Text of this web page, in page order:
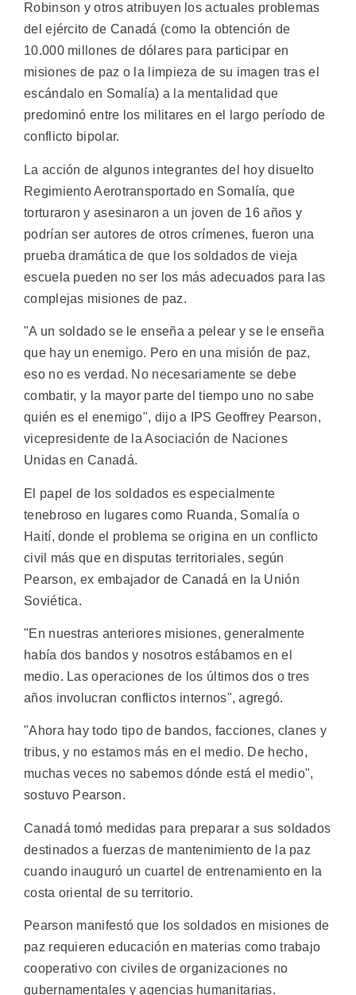
Robinson y otros atribuyen los actuales problemas
del ejército de Canadá (como la obtención de
10.000 millones de dólares para participar en
misiones de paz o la limpieza de su imagen tras el
escándalo en Somalía) a la mentalidad que
predominó entre los militares en el largo período de
conflicto bipolar.
La acción de algunos integrantes del hoy disuelto
Regimiento Aerotransportado en Somalía, que
torturaron y asesinaron a un joven de 16 años y
podrían ser autores de otros crímenes, fueron una
prueba dramática de que los soldados de vieja
escuela pueden no ser los más adecuados para las
complejas misiones de paz.
"A un soldado se le enseña a pelear y se le enseña
que hay un enemigo. Pero en una misión de paz,
eso no es verdad. No necesariamente se debe
combatir, y la mayor parte del tiempo uno no sabe
quién es el enemigo", dijo a IPS Geoffrey Pearson,
vicepresidente de la Asociación de Naciones
Unidas en Canadá.
El papel de los soldados es especialmente
tenebroso en lugares como Ruanda, Somalía o
Haití, donde el problema se origina en un conflicto
civil más que en disputas territoriales, según
Pearson, ex embajador de Canadá en la Unión
Soviética.
"En nuestras anteriores misiones, generalmente
había dos bandos y nosotros estábamos en el
medio. Las operaciones de los últimos dos o tres
años involucran conflictos internos", agregó.
"Ahora hay todo tipo de bandos, facciones, clanes y
tribus, y no estamos más en el medio. De hecho,
muchas veces no sabemos dónde está el medio",
sostuvo Pearson.
Canadá tomó medidas para preparar a sus soldados
destinados a fuerzas de mantenimiento de la paz
cuando inauguró un cuartel de entrenamiento en la
costa oriental de su territorio.
Pearson manifestó que los soldados en misiones de
paz requieren educación en materias como trabajo
cooperativo con civiles de organizaciones no
gubernamentales y agencias humanitarias.